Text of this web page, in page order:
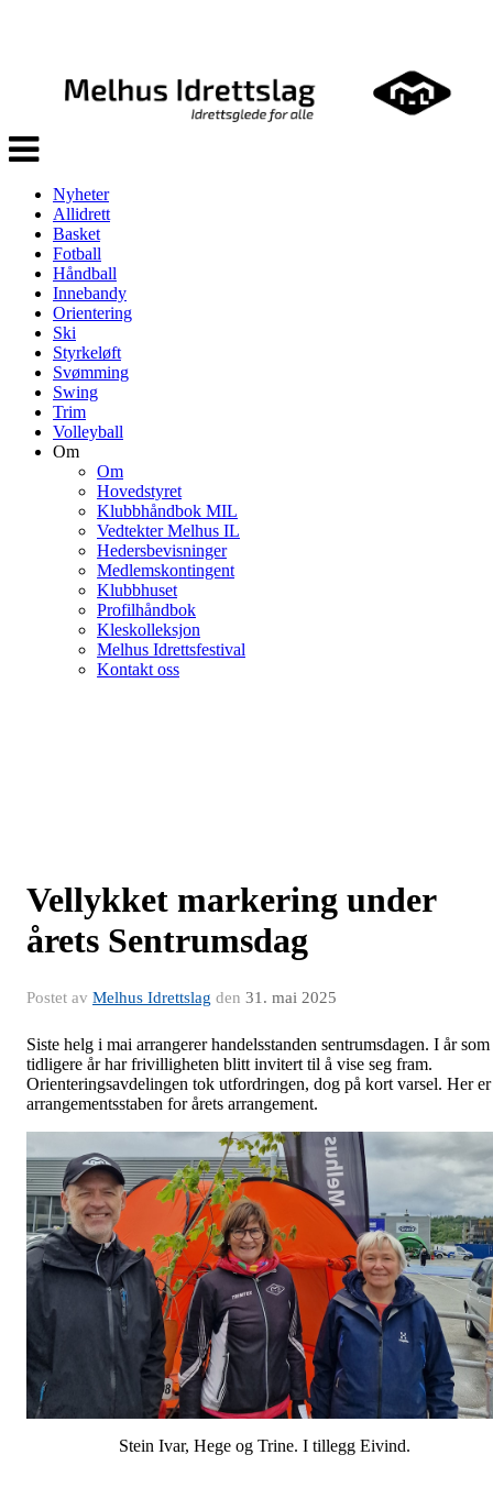
Veksle
navigasjon
Nyheter
Allidrett
Basket
Fotball
Håndball
Innebandy
Orientering
Ski
Styrkeløft
Svømming
Swing
Trim
Volleyball
Om
Om
Hovedstyret
Klubbhåndbok MIL
Vedtekter Melhus IL
Hedersbevisninger
Medlemskontingent
Klubbhuset
Profilhåndbok
Kleskolleksjon
Melhus Idrettsfestival
Kontakt oss
Vellykket markering under
årets Sentrumsdag
Postet av Melhus Idrettslag den 31. mai 2025
Siste helg i mai arrangerer handelsstanden sentrumsdagen. I år som
tidligere år har frivilligheten blitt invitert til å vise seg fram.
Orienteringsavdelingen tok utfordringen, dog på kort varsel. Her er
arrangementsstaben for årets arrangement.
Stein Ivar, Hege og Trine. I tillegg Eivind.